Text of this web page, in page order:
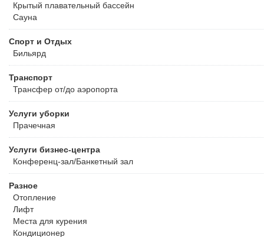
Крытый плавательный бассейн
Сауна
Спорт и Отдых
Бильярд
Транспорт
Трансфер от/до аэропорта
Услуги уборки
Прачечная
Услуги бизнес-центра
Конференц-зал/Банкетный зал
Разное
Отопление
Лифт
Места для курения
Кондиционер